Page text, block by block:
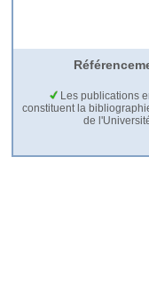
Les publications
constituent la
de